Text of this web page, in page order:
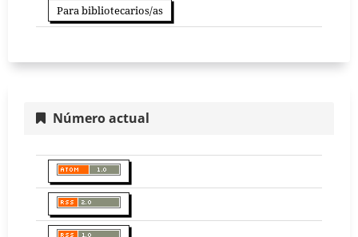
Para bibliotecarios/as
Número actual